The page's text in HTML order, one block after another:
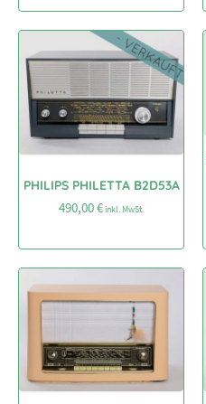
PHILIPS PHILETTA B2D53A
490,00€inkl. MwSt.